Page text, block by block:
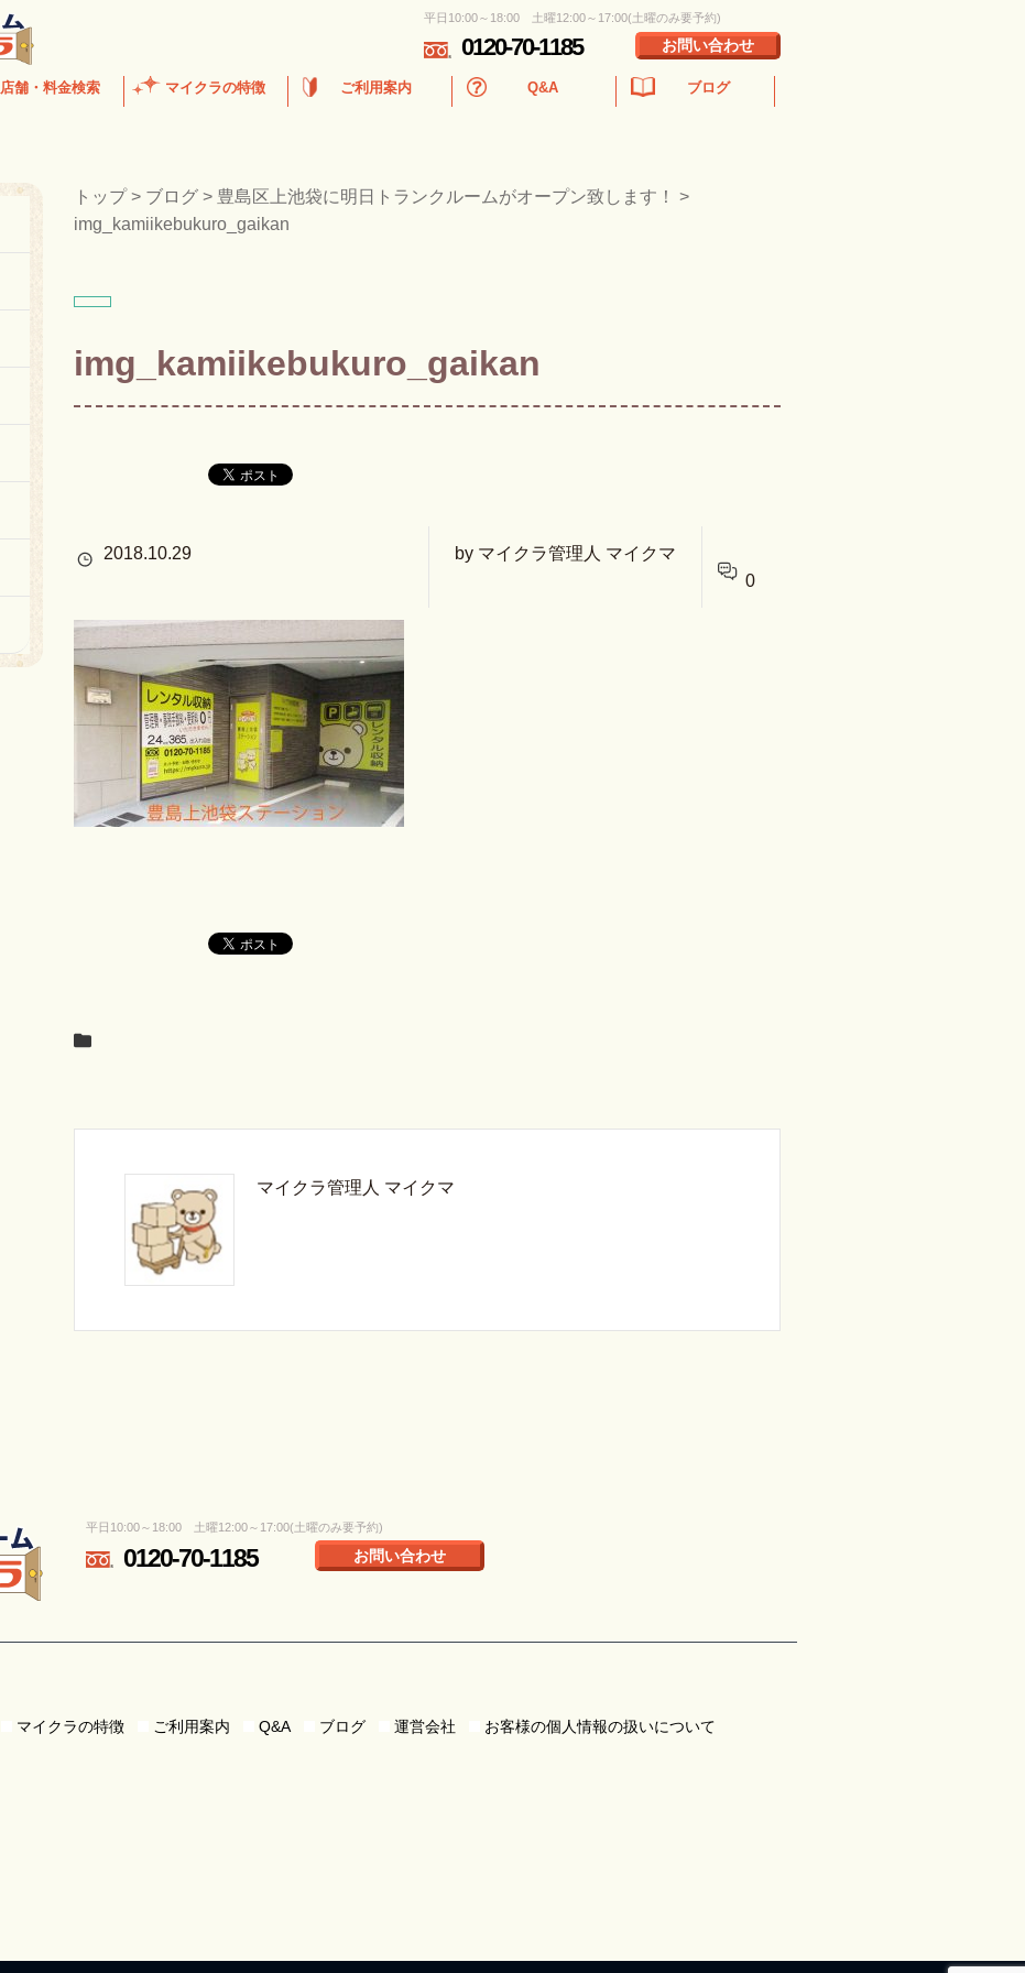
平日10:00～18:00 土曜12:00～17:00(土曜のみ要予約)
0120-70-1185 お問い合わせ
店舗・料金検索 マイクラの特徴 ご利用案内 Q&A ブログ
トップ> ブログ > 豊島区上池袋に明日トランクルームがオープン致します！
>
img_kamiikebukuro_gaikan
img_kamiikebukuro_gaikan
2018.10.29
by マイクラ管理人 マイクマ
0
マイクラ管理人 マイクマ
平日10:00～18:00 土曜12:00～17:00(土曜のみ要予約)
0120-70-1185 お問い合わせ
マイクラの特徴 ご利用案内 Q&A ブログ 運営会社 お客様の個人情報の扱いについて